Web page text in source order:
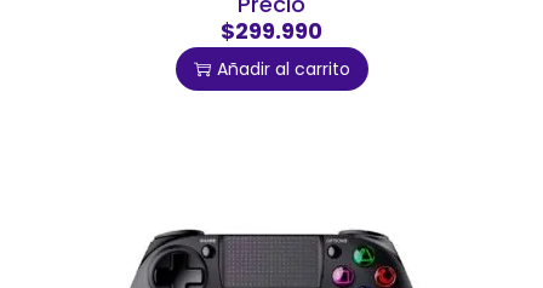
$299.990
Añadir al carrito